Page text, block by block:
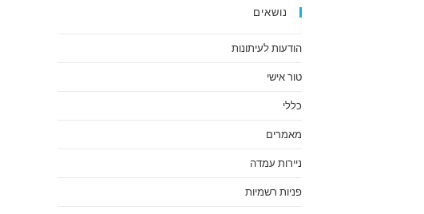
נושאים
הודעות לעיתונות
טור אישי
כללי
מאמרים
ניירות עמדה
פניות רשמיות